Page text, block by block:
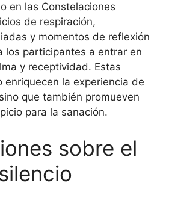
en las Constelaciones
de respiración,
y momentos de reflexión
los participantes a entrar en
y receptividad. Estas
enriquecen la experiencia de
que también promueven
para la sanación.
sobre el